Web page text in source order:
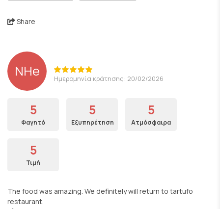
Share
NHe Ημερομηνία κράτησης: 20/02/2026
5
Φαγητό
5
Εξυπηρέτηση
5
Ατμόσφαιρα
5
Τιμή
The food was amazing. We definitely will return to tartufo
restaurant.